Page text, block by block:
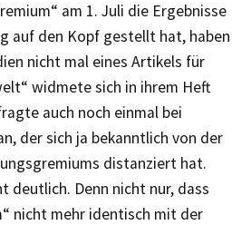
am 1. Juli die Ergebnisse
auf den Kopf gestellt hat, haben
nicht mal eines Artikels für
widmete sich in ihrem Heft
auch noch einmal bei
der sich ja bekanntlich von der
distanziert hat.
deutlich. Denn nicht nur, dass
nicht mehr identisch mit der